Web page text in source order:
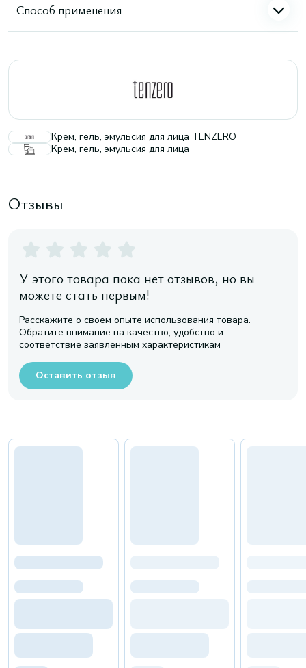
Способ применения
Крем, гель, эмульсия для лица TENZERO
Крем, гель, эмульсия для лица
Отзывы
У этого товара пока нет отзывов, но вы
можете стать первым!
Расскажите о своем опыте использования товара.
Обратите внимание на качество, удобство и
соответствие заявленным характеристикам
Оставить отзыв